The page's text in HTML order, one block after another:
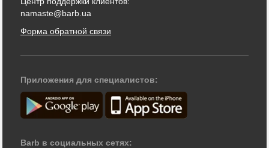
namaste@barb.ua
Форма обратной связи
Приложения для специалистов:
Barb в социальных сетях: